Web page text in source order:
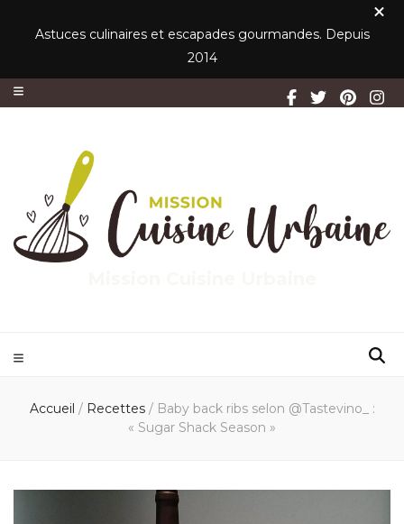
Astuces culinaires et escapades gourmandes. Depuis
2014
Accueil / Recettes / Baby back ribs selon @Tastevino_ :
« Sugar Shack Season »